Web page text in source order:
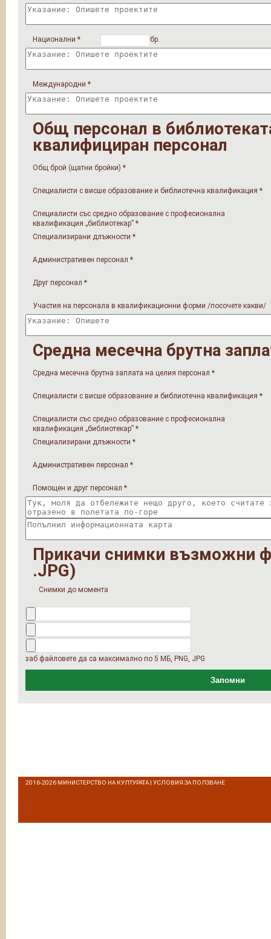
Национални * бр.
Международни *
Общ персонал в
квалифициран персонал
Общ брой (щатни бройки) *
Специалисти с висше образование и библиотечна квалификация *
Специалисти със средно образование с професионална
квалификация „библиотекар” *
Специализирани длъжности *
Административен персонал *
Друг персонал *
Участия на персонала в квалификационни форми /посочете какви/
Средна месечна брутна
Средна месечна брутна заплата на целия персонал *
Специалисти с висше образование и библиотечна квалификация *
Специалисти със средно образование с професионална
квалификация „библиотекар” *
Специализирани длъжности *
Административен персонал *
Помощен и друг персонал *
Прикачи снимки възможни
.JPG)
Снимки до момента
заб файловете да са максимално по 5 МБ, PNG, JPG
Запомни
2016-2026 МИНИСТЕРСТВО НА КУЛТУРАТА | УСЛОВИЯ ЗА ПОЛЗВАНЕ